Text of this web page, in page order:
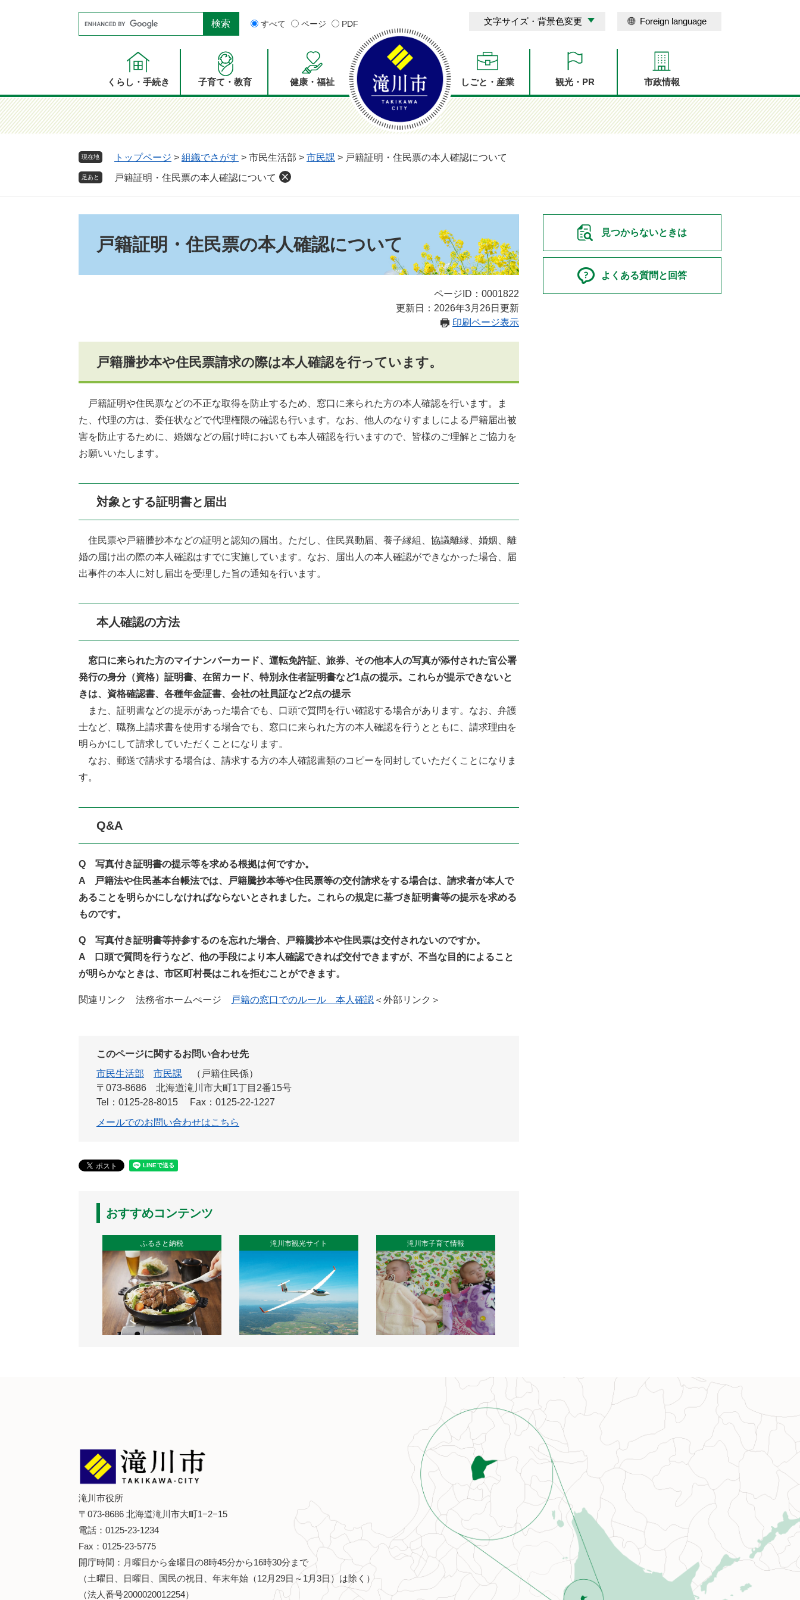
で
す。
ば
し
て
本
索
すべて ページ PDF 文字サイズ・背景色変更 Foreign language
くらし・手続き 子育て・教育 健康・福祉 しごと・産業 観光・PR 市政情報
現在地 トップページ > 組織でさがす > 市民生活部 > 市民課 > 戸籍証明・住民票の本人確認について
足あと 戸籍証明・住民票の本人確認について
戸籍証明・住民票の本人確認について
ページID：0001822
更新日：2026年3月26日更新
印刷ページ表示
戸籍謄抄本や住民票請求の際は本人確認を行っています。
戸籍証明や住民票などの不正な取得を防止するため、窓口に来られた方の本人確認を行います。ま
た、代理の方は、委任状などで代理権限の確認も行います。なお、他人のなりすましによる戸籍届出被
害を防止するために、婚姻などの届け時においても本人確認を行いますので、皆様のご理解とご協力を
お願いいたします。
対象とする証明書と届出
住民票や戸籍謄抄本などの証明と認知の届出。ただし、住民異動届、養子縁組、協議離縁、婚姻、離
婚の届け出の際の本人確認はすでに実施しています。なお、届出人の本人確認ができなかった場合、届
出事件の本人に対し届出を受理した旨の通知を行います。
本人確認の方法
窓口に来られた方のマイナンバーカード、運転免許証、旅券、その他本人の写真が添付された官公署
発行の身分（資格）証明書、在留カード、特別永住者証明書など1点の提示。これらが提示できないと
きは、資格確認書、各種年金証書、会社の社員証など2点の提示
また、証明書などの提示があった場合でも、口頭で質問を行い確認する場合があります。なお、弁護
士など、職務上請求書を使用する場合でも、窓口に来られた方の本人確認を行うとともに、請求理由を
明らかにして請求していただくことになります。
なお、郵送で請求する場合は、請求する方の本人確認書類のコピーを同封していただくことになりま
す。
Q&A
Q 写真付き証明書の提示等を求める根拠は何ですか。
A 戸籍法や住民基本台帳法では、戸籍騰抄本等や住民票等の交付請求をする場合は、請求者が本人で
あることを明らかにしなければならないとされました。これらの規定に基づき証明書等の提示を求める
ものです。
Q 写真付き証明書等持参するのを忘れた場合、戸籍騰抄本や住民票は交付されないのですか。
A 口頭で質問を行うなど、他の手段により本人確認できれば交付できますが、不当な目的によること
が明らかなときは、市区町村長はこれを拒むことができます。
関連リンク 法務省ホームぺージ 戸籍の窓口でのルール 本人確認 ＜外部リンク＞
このページに関するお問い合わせ先
市民生活部
市民課
戸籍住民係
〒073-8686
北海道滝川市大町1丁目2番15号
Tel：0125-28-8015
Fax：0125-22-1227
メールでのお問い合わせはこちら
おすすめコンテンツ
ふるさと納税 滝川市観光サイト 滝川市子育て情報
見つからないときは
よくある質問と回答
滝川市役所
〒073-8686 北海道滝川市大町1−2−15
電話：0125-23-1234
Fax：0125-23-5775
開庁時間：月曜日から金曜日の8時45分から16時30分まで
（土曜日、日曜日、国民の祝日、年末年始（12月29日～1月3日）は除く）
（法人番号2000020012254）